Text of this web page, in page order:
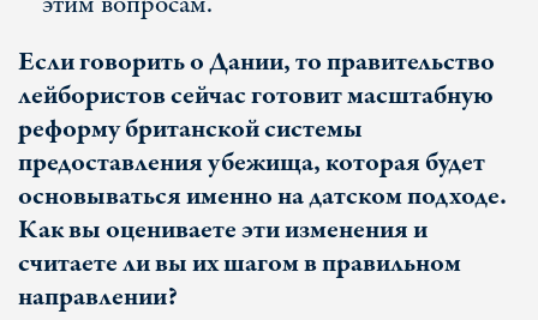
Если говорить о Дании, то правительство
лейбористов сейчас готовит масштабную
реформу британской системы
предоставления убежища, которая будет
основываться именно на датском подходе.
Как вы оцениваете эти изменения и
считаете ли вы их шагом в правильном
направлении?